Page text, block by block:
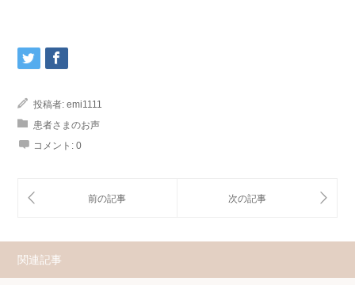
投稿者: emi1111
患者さまのお声
コメント: 0
関連記事